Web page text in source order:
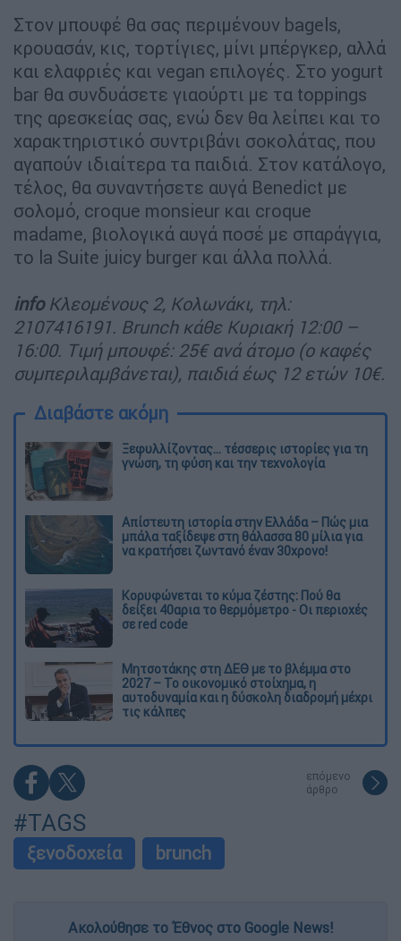
Στον μπουφέ θα σας περιμένουν bagels,
κρουασάν, κις, τορτίγιες, μίνι μπέργκερ, αλλά
και ελαφριές και vegan επιλογές. Στο yogurt
bar θα συνδυάσετε γιαούρτι με τα toppings
της αρεσκείας σας, ενώ δεν θα λείπει και το
χαρακτηριστικό συντριβάνι σοκολάτας, που
αγαπούν ιδιαίτερα τα παιδιά. Στoν κατάλογο,
τέλος, θα συναντήσετε αυγά Βenedict με
σολομό, croque monsieur και croque
madame, βιολογικά αυγά ποσέ με σπαράγγια,
το la Suite juicy burger και άλλα πολλά.
infoΚλεομένους 2, Κολωνάκι, τηλ:
2107416191. Brunch κάθε Κυριακή 12:00 –
16:00. Tιμή μπουφέ: 25€ ανά άτομο (ο καφές
συμπεριλαμβάνεται), παιδιά έως 12 ετών 10€.
Διαβάστε ακόμη
Ξεφυλλίζοντας... τέσσερις ιστορίες για τη
γνώση, τη φύση και την τεχνολογία
Απίστευτη ιστορία στην Ελλάδα – Πώς μια
μπάλα ταξίδεψε στη θάλασσα 80 μίλια για
να κρατήσει ζωντανό έναν 30χρονο!
Κορυφώνεται το κύμα ζέστης: Πού θα
δείξει 40αρια το θερμόμετρο - Οι περιοχές
σε red code
Μητσοτάκης στη ΔΕΘ με το βλέμμα στο
2027 – Το οικονομικό στοίχημα, η
αυτοδυναμία και η δύσκολη διαδρομή μέχρι
τις κάλπες
επόμενο
άρθρο
#TAGS
ξενοδοχεία brunch
Ακολούθησε το Έθνος στο Google News!